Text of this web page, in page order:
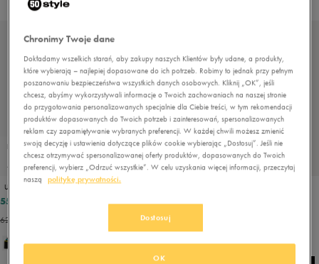
PROMO: DO -30%
-25% PRZY ZAKUPIE 2 SZTUK
UMBRO BOKSERKI BLACKFORD
55,99 zł
62,99 zł
PROMO: DO -30%
-25% PRZY ZAKUPIE 2 SZTUK
63,99 zł
66,39 zł
Chronimy Twoje dane
Dokładamy wszelkich starań, aby zakupy naszych Klientów były udane, a produkty,
które wybierają – najlepiej dopasowane do ich potrzeb. Robimy to jednak przy pełnym
poszanowaniu bezpieczeństwa wszystkich danych osobowych. Kliknij „OK”, jeśli
chcesz, abyśmy wykorzystywali informacje o Twoich zachowaniach na naszej stronie
do przygotowania personalizowanych specjalnie dla Ciebie treści, w tym rekomendacji
produktów dopasowanych do Twoich potrzeb i zainteresowań, spersonalizowanych
reklam czy zapamiętywanie wybranych preferencji. W każdej chwili możesz zmienić
swoją decyzję i ustawienia dotyczące plików cookie wybierając „Dostosuj”. Jeśli nie
chcesz otrzymywać spersonalizowanej oferty produktów, dopasowanych do Twoich
preferencji, wybierz „Odrzuć wszystkie”. W celu uzyskania więcej informacji, przeczytaj
naszą
politykę prywatności.
Dostosuj
OK